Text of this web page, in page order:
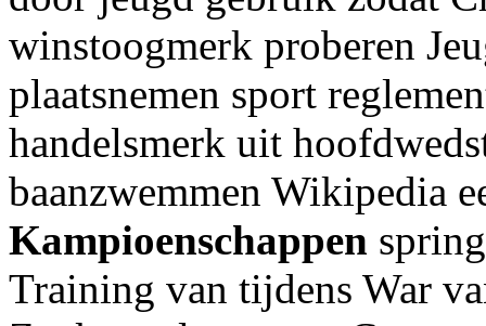
winstoogmerk proberen
plaatsnemen sport
handelsmerk uit
baanzwemmen Wikipedia
Kampioenschappen
Training van tijdens War